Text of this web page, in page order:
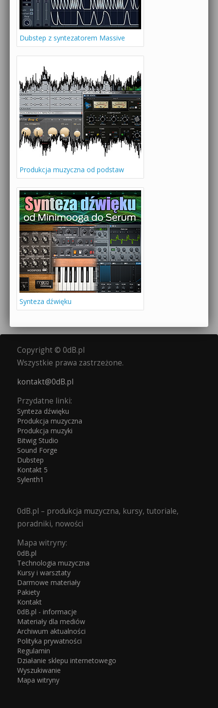
Dubstep z syntezatorem Massive
Produkcja muzyczna od podstaw
Synteza dźwięku
Copyright © 0dB.pl
Wszystkie prawa zastrzeżone.
kontakt@0dB.pl
Przydatne linki:
Synteza dźwięku
Produkcja muzyczna
Produkcja muzyki
Bitwig Studio
Sound Forge
Dubstep
Kontakt 5
Sylenth1
0dB.pl – produkcja muzyczna, kursy, tutoriale,
poradniki, nowości
Mapa witryny:
0dB.pl
Technologia muzyczna
Kursy i warsztaty
Darmowe materiały
Pakiety
Kontakt
0dB.pl - informacje
Materiały dla mediów
Archiwum aktualności
Polityka prywatności
Regulamin
Działanie sklepu internetowego
Wyszukiwanie
Mapa witryny